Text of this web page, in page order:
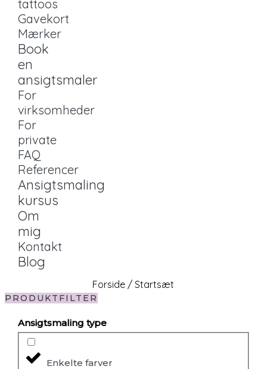
tattoos
Gavekort
Mærker
Book
en
ansigtsmaler
For
virksomheder
For
private
FAQ
Referencer
Ansigtsmaling
kursus
Om
mig
Kontakt
Blog
Forside / Startsæt
PRODUKTFILTER
Ansigtsmaling type
Enkelte farver